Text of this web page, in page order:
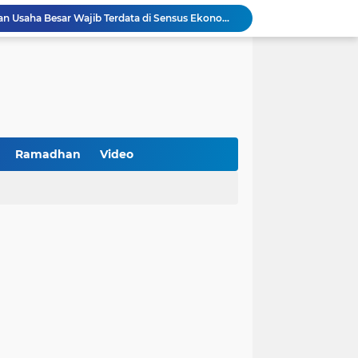
Turnamen PKDI Cup II 2026 Berhadiah Total Rp 500 Juta Dibuka di Jombang, Ketua PKDI Jatim Syaifullah Mahdi: Ajang Silaturrahmi dan Media Komunikasi Antar-Kades untuk Memajukan Desa
Kemerdekaan
Kawal Perencanaan Pembangunan Tepat Sasaran, Polsek Tlanakan Hadiri Musrenbangdes Desa Bandaran
Ramadhan Video